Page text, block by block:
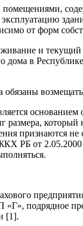
от форм
и
в
обязаны
признаются
РБ от 2.05.2000
«Г»,
[1].